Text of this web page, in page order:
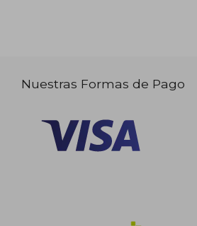
Nuestras Formas de Pago